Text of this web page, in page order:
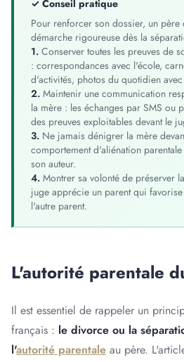
✓ Conseil pratique
Pour renforcer son dossier, un
démarche rigoureuse dès la
1. Conserver toutes les preuves de
: correspondances avec l'école,
d'activités, photos du quotidien avec
2. Maintenir une communication
la mère : les échanges par SMS ou
des preuves exploitables devant le
3. Ne jamais dénigrer la mère
comportement d'aliénation
son auteur.
4. Montrer sa volonté de préserver
juge apprécie un parent qui
l'autre parent.
L'autorité parentale
Il est essentiel de rappeler un
français : le divorce ou la
l'autorité parentale au père.